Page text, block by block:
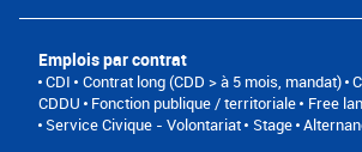
Emplois par contrat
CDI Contrat long (CDD > à 5 mois, mandat)
CDDU
Fonction publique / territoriale
Free
Service Civique - Volontariat
Stage